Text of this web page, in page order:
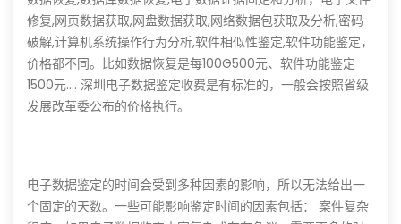
修复,网页数据获取,网盘数据获取,网络数据包获取及分析,密码
破解,计算机系统操作行为分析,软件相似性鉴定,软件功能鉴定，
价格都不同。比如数据恢复是每100G500元、软件功能鉴定
1500元.... 深圳电子数据鉴定收费是有标准的，一般会按照省级
发展改革委公布的价格执行。
电子数据鉴定的时间会受到多种因素的影响，所以无法给出一
个固定的天数。一些可能影响鉴定时间的因素包括： 案件复杂